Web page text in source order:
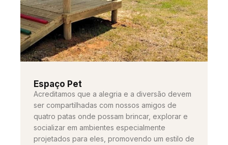
Espaço Pet
Acreditamos que a alegria e a diversão devem
ser compartilhadas com nossos amigos de
quatro patas onde possam brincar, explorar e
socializar em ambientes especialmente
projetados para eles, promovendo um estilo de